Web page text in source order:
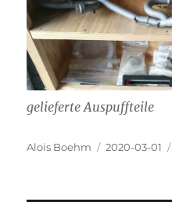
gelieferte Auspuffteile
Autor
Alois Boehm
Veröffentlicht
2020-03-01